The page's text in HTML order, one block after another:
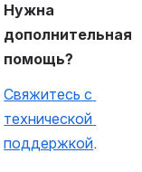
Нужна
дополнительная
помощь?
Свяжитесь с
технической
поддержкой.